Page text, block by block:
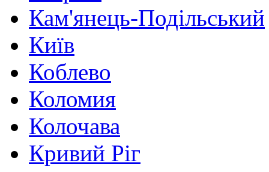
Кам'янець-Подільський
Київ
Коблево
Коломия
Колочава
Кривий Ріг